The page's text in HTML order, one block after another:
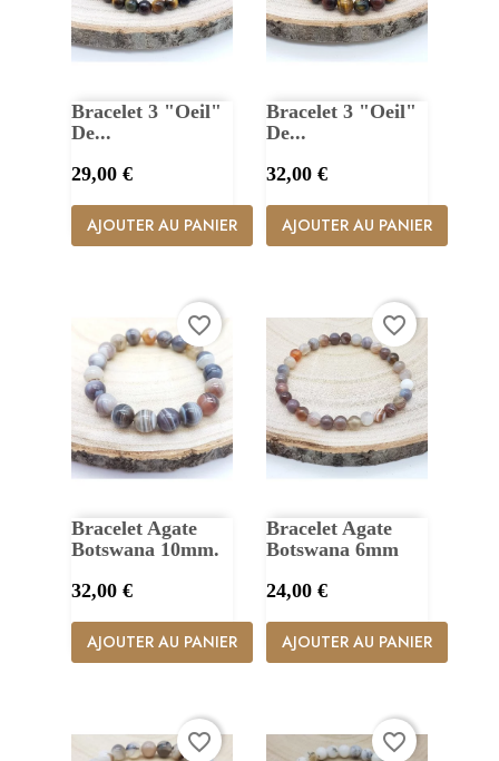
Bracelet 3 "Oeil"
De...
Prix
29,00 €
AJOUTER AU PANIER
Bracelet 3 "Oeil"
De...
Prix
32,00 €
AJOUTER AU PANIER
Bracelet Agate
Botswana 10mm.
Prix
32,00 €
AJOUTER AU PANIER
favorite_border
Bracelet Agate
Botswana 6mm
Prix
24,00 €
AJOUTER AU PANIER
favorite_border
favorite_border favorite_border